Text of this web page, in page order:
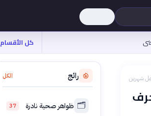
كل الأقسام
شهرين رائج الكل
🗂️ ظواهر صحية نادرة 37